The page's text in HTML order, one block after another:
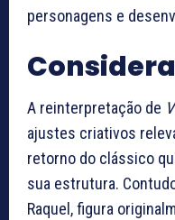
personagens e
A reinterpretação de
ajustes criativos
retorno do clássico
sua estrutura.
Raquel, figura